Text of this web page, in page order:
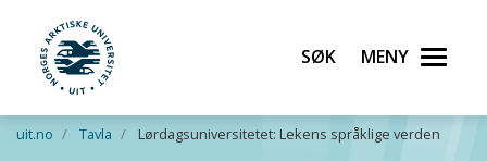
Gå til hovedinnhold
UiT Norges arktiske universitet
Søk Meny
uit.no Tavla Lørdagsuniversitetet: Lekens språklige verden